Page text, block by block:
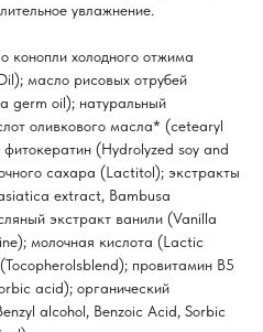
увлажнение.
конопли холодного отжима
масло рисовых отрубей
germ oil); натуральный
оливкового масла* (cetearyl
(Hydrolyzed soy and
сахара (Lactitol); экстракты
extract, Bambusa
экстракт ванили (Vanilla
молочная кислота (Lactic
провитамин В5
acid); органический
alcohol, Benzoic Acid, Sorbic